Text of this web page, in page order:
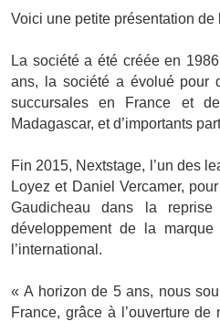
Voici une petite présentation de
La société a été créée en
ans, la société a évolué pour
succursales en France et
Madagascar, et d’importants
Fin 2015, Nextstage, l’un des
Loyez et Daniel Vercamer,
Gaudicheau dans la
développement de la
l’international.
« A horizon de 5 ans, nous
France, grâce à l’ouverture